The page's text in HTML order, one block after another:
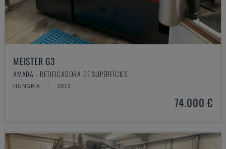
MEISTER G3
AMADA - RETIFICADORA DE SUPERFÍCIES
HUNGRIA 2013
74.000 €